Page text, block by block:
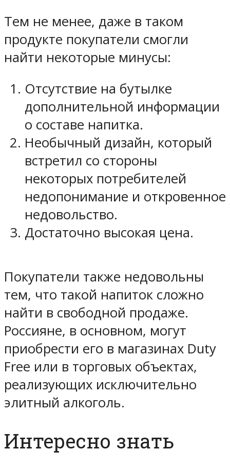
Тем не менее, даже в таком
продукте покупатели смогли
найти некоторые минусы:
Отсутствие на бутылке
дополнительной информации
о составе напитка.
Необычный дизайн, который
встретил со стороны
некоторых потребителей
недопонимание и откровенное
недовольство.
Достаточно высокая цена.
Покупатели также недовольны
тем, что такой напиток сложно
найти в свободной продаже.
Россияне, в основном, могут
приобрести его в магазинах Duty
Free или в торговых объектах,
реализующих исключительно
элитный алкоголь.
Интересно знать